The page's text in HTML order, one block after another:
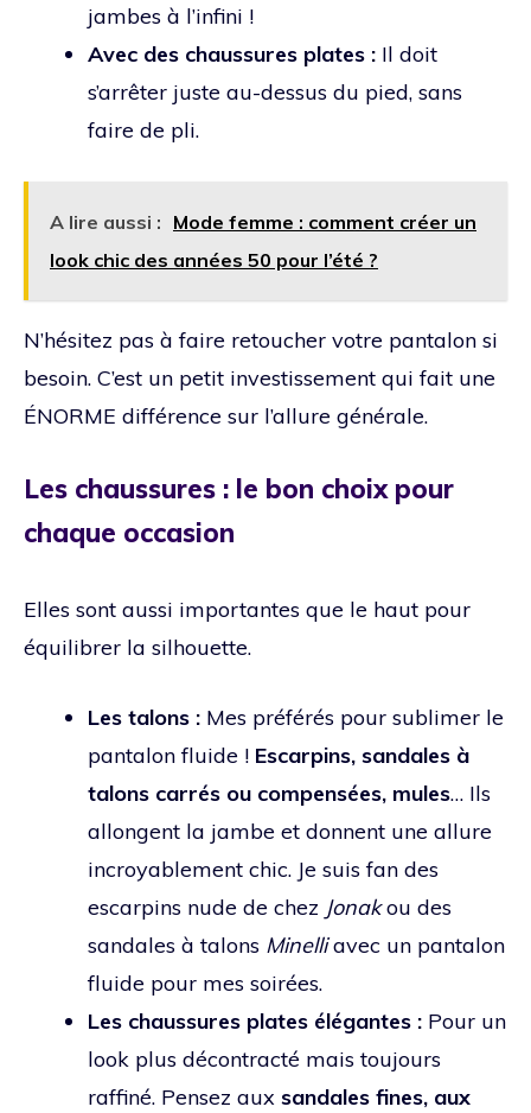
jambes à l’infini !
Avec des chaussures plates : Il doit
s’arrêter juste au-dessus du pied, sans
faire de pli.
A lire aussi : Mode femme : comment créer un
look chic des années 50 pour l’été ?
N’hésitez pas à faire retoucher votre pantalon si
besoin. C’est un petit investissement qui fait une
ÉNORME différence sur l’allure générale.
Les chaussures : le bon choix pour
chaque occasion
Elles sont aussi importantes que le haut pour
équilibrer la silhouette.
Les talons : Mes préférés pour sublimer le
pantalon fluide ! Escarpins, sandales à
talons carrés ou compensées, mules… Ils
allongent la jambe et donnent une allure
incroyablement chic. Je suis fan des
escarpins nude de chez Jonakou des
sandales à talons Minelliavec un pantalon
fluide pour mes soirées.
Les chaussures plates élégantes : Pour un
look plus décontracté mais toujours
raffiné. Pensez aux sandales fines, aux